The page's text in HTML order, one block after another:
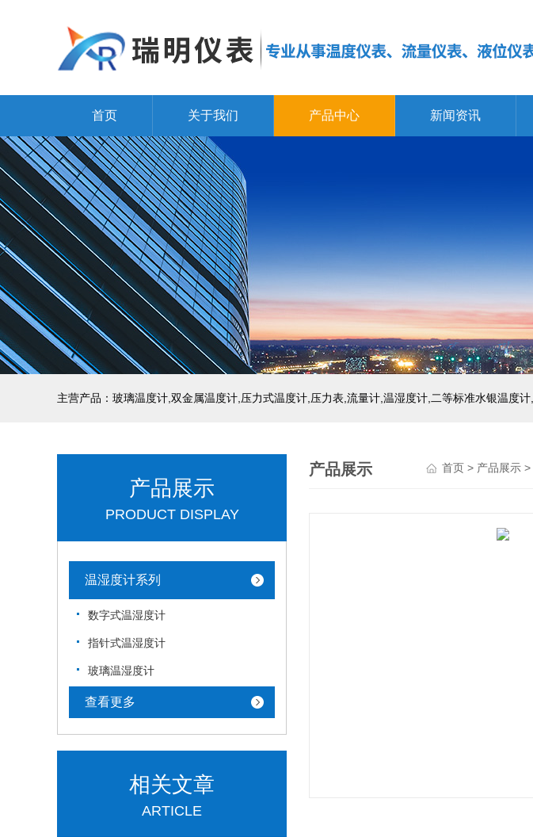
首页 关于我们 产品中心 新闻资讯
产品展示
PRODUCT DISPLAY
温湿度计系列
数字式温湿度计
指针式温湿度计
玻璃温湿度计
查看更多
相关文章
ARTICLE
产品展示 首页> 产品展示>